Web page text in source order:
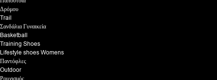
Δρόμου
Trail
Σανδάλια Γυναικεία
Basketball
Training Shoes
Lifestyle shoes Womens
Παντόφλες
Outdoor